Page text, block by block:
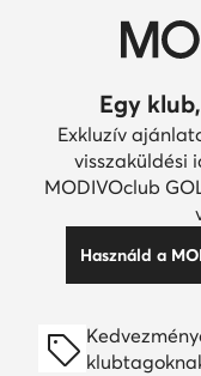
Egy
Exkluzív
visszaküldési
MODIVOclub
Használd a